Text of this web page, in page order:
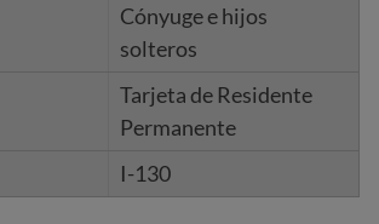
Cónyuge e hijos
solteros
Tarjeta de Residente
Permanente
I-130